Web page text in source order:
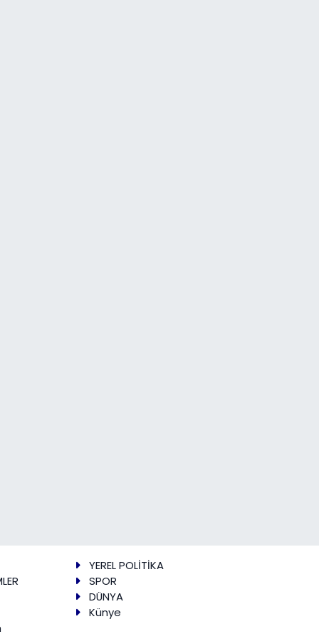
YEREL POLİTİKA
SPOR
DÜNYA
Künye